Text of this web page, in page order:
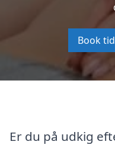
Book
Er du på udkig